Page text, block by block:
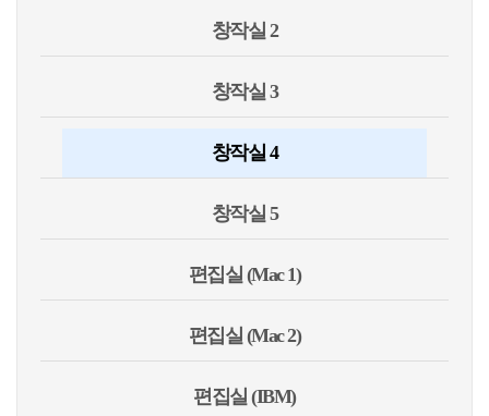
창작실 2
창작실 3
창작실 4
창작실 5
편집실 (Mac 1)
편집실 (Mac 2)
편집실 (IBM)